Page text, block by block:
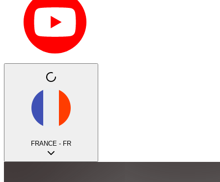
FRANCE - FR